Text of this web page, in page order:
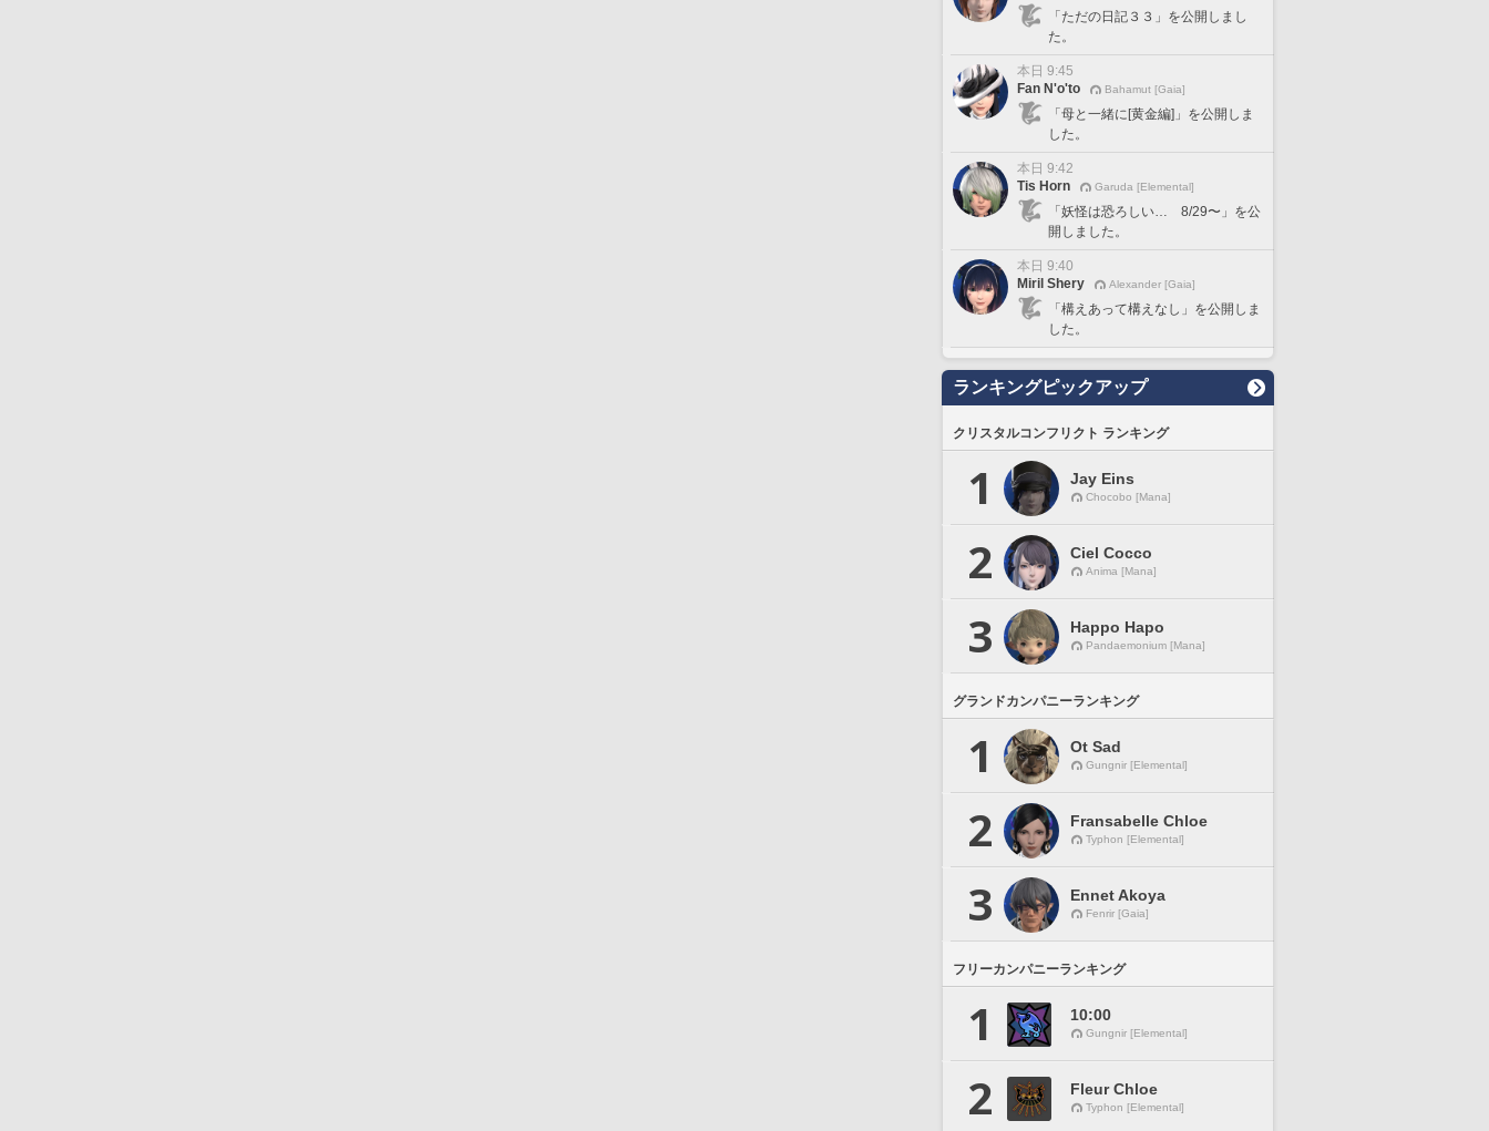
「ただの日記３３」を公開しまし
た。
本日 9:45
Fan N'o'to
Bahamut [Gaia]
「母と一緒に[黄金編]」を公開しま
した。
本日 9:42
Tis Horn
Garuda [Elemental]
「妖怪は恐ろしい… 8/29〜」を公
開しました。
本日 9:40
Miril Shery
Alexander [Gaia]
「構えあって構えなし」を公開しま
した。
ランキングピックアップ
クリスタルコンフリクト ランキング
1 Jay Eins
Chocobo [Mana]
2 Ciel Cocco
Anima [Mana]
3 Happo Hapo
Pandaemonium [Mana]
グランドカンパニーランキング
1 Ot Sad
Gungnir [Elemental]
2 Fransabelle Chloe
Typhon [Elemental]
3 Ennet Akoya
Fenrir [Gaia]
フリーカンパニーランキング
1 10:00
Gungnir [Elemental]
2 Fleur Chloe
Typhon [Elemental]